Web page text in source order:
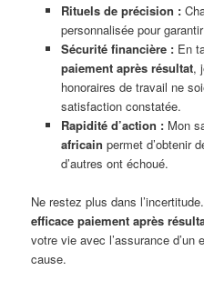
Rituels de précision :
personnalisée pour
Sécurité financière :En
paiement après résultat,
honoraires de travail ne
satisfaction constatée.
Rapidité d’action :Mon
africain permet d’obtenir
d’autres ont échoué.
Ne restez plus dans
efficace paiement après
votre vie avec l’assurance
cause.